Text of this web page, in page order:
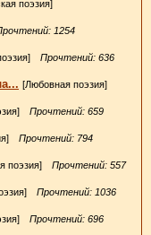
поэзия]
1254
Прочтений: 636
[Любовная поэзия]
Прочтений: 659
Прочтений: 794
поэзия] Прочтений: 557
Прочтений: 1036
Прочтений: 696